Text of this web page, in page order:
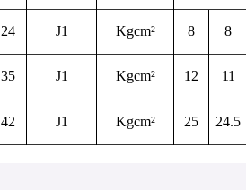
24 J1 Kgcm² 8 8
35 J1 Kgcm² 12 11
42 J1 Kgcm² 25 24.5